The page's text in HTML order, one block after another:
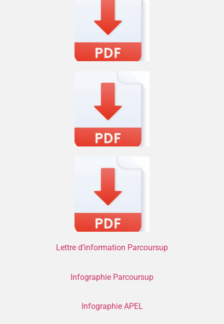
Lettre d’information Parcoursup
Infographie Parcoursup
Infographie APEL